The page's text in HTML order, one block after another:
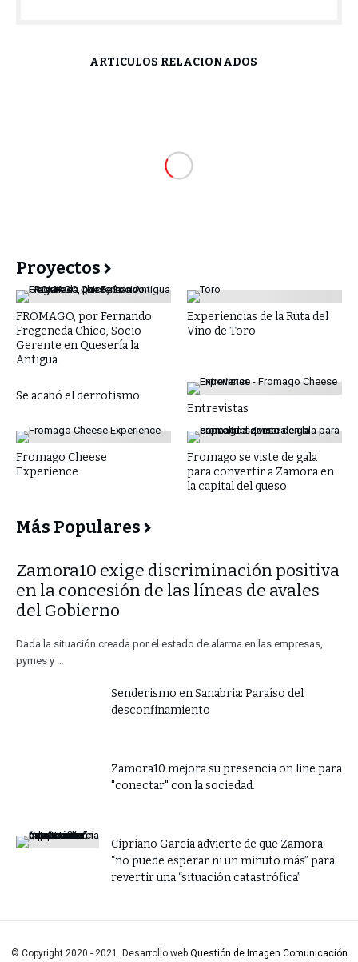
ARTÍCULOS RELACIONADOS
Proyectos
FROMAGO, por Fernando
Fregeneda Chico, Socio
Gerente en Quesería la
Antigua
Experiencias de la Ruta del
Vino de Toro
Se acabó el derrotismo
Entrevistas
Fromago Cheese
Experience
Fromago se viste de gala
para convertir a Zamora en
la capital del queso
Más Populares
​Zamora10 exige discriminación positiva
en la concesión de las líneas de avales
del Gobierno
Dada la situación creada por el estado de alarma en las empresas,
pymes y …
Senderismo en Sanabria: Paraíso del
desconfinamiento
Zamora10 mejora su presencia on line para
"conectar" con la sociedad.
​Cipriano García advierte de que Zamora
“no puede esperar ni un minuto más” para
revertir una “situación catastrófica”
© Copyright 2020 - 2021. Desarrollo web Questión de Imagen Comunicación